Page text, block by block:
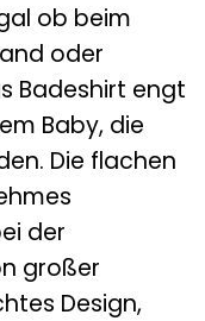
ob beim
oder
Badeshirt engt
Baby, die
Die flachen
der
großer
Design,